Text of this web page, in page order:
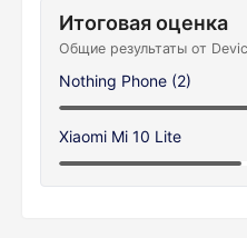
Итоговая оценка
Общие результаты от
Nothing Phone (2)
Xiaomi Mi 10 Lite